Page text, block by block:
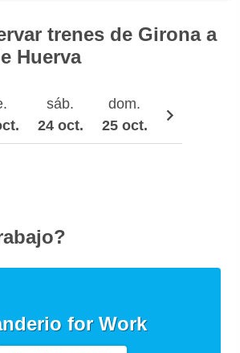
trenes de Girona a
Huerva
sáb.
24 oct.
dom.
25 oct.
26 oct.
for Work